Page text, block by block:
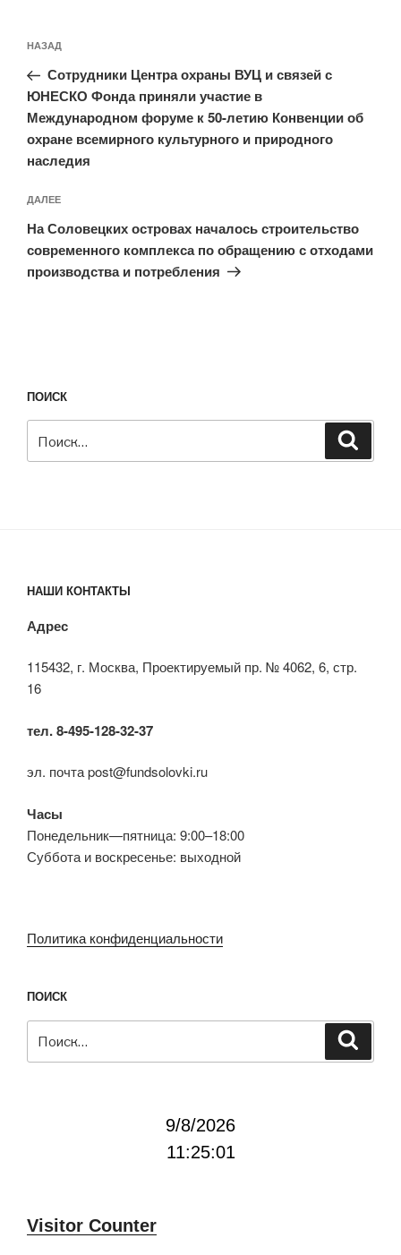
по
записям
Предыдущая
запись:
НАЗАД
Сотрудники Центра охраны ВУЦ и связей с
ЮНЕСКО Фонда приняли участие в
Международном форуме к 50-летию Конвенции об
охране всемирного культурного и природного
наследия
Следующая
запись
ДАЛЕЕ
На Соловецких островах началось строительство
современного комплекса по обращению с отходами
производства и потребления
ПОИСК
НАШИ КОНТАКТЫ
Адрес
115432, г. Москва, Проектируемый пр. № 4062, 6, стр.
16
тел. 8-495-128-32-37
эл. почта post@fundsolovki.ru
Часы
Понедельник—пятница: 9:00–18:00
Суббота и воскресенье: выходной
Политика конфиденциальности
ПОИСК
9/8/2026
11:25:01
Visitor Counter